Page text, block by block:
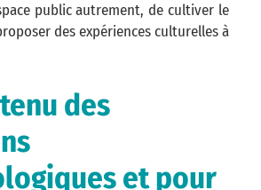
public autrement, de cultiver le
des expériences culturelles à
des
et pour